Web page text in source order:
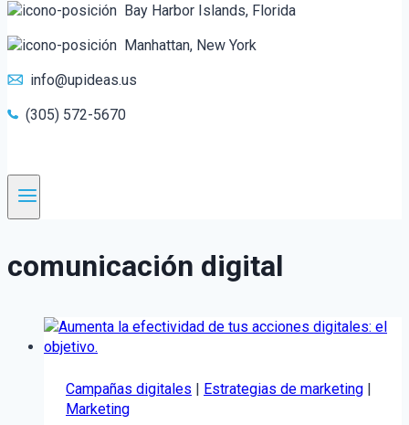
Bay Harbor Islands, Florida
Manhattan, New York
info@upideas.us
(305) 572-5670
comunicación digital
Campañas digitales | Estrategias de marketing |
Marketing